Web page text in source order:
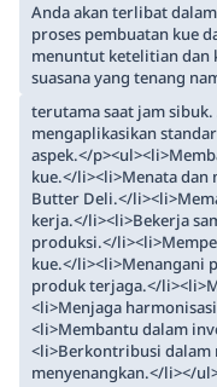
Anda akan terlibat
proses pembuatan kue
menuntut ketelitian dan
suasana yang tenang
terutama saat jam
mengaplikasikan
aspek.</
kue.</li><li>Menata dan
Butter Deli.</
kerja.</li><li>Bekerja
produksi.</
kue.</li><li>Menangani
produk terjaga.</
<li>Menjaga
<li>Membantu dalam
<li>Berkontribusi dalam
menyenangkan.</li></